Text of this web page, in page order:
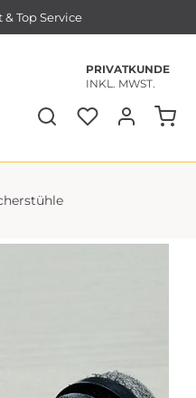
Top Service
PRIVATKUNDE
INKL. MWST.